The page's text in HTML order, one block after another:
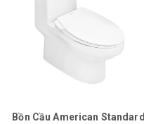
Bồn Cầu American Standard